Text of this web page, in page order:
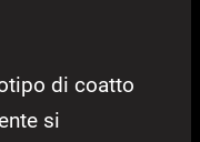
di coatto
si